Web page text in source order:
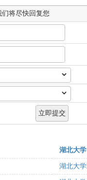
们将尽快回复您
湖北大
湖北大